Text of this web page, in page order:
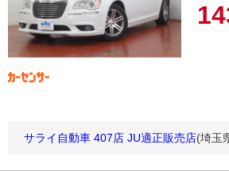
サライ自動車 407店 JU適正販売店(埼玉